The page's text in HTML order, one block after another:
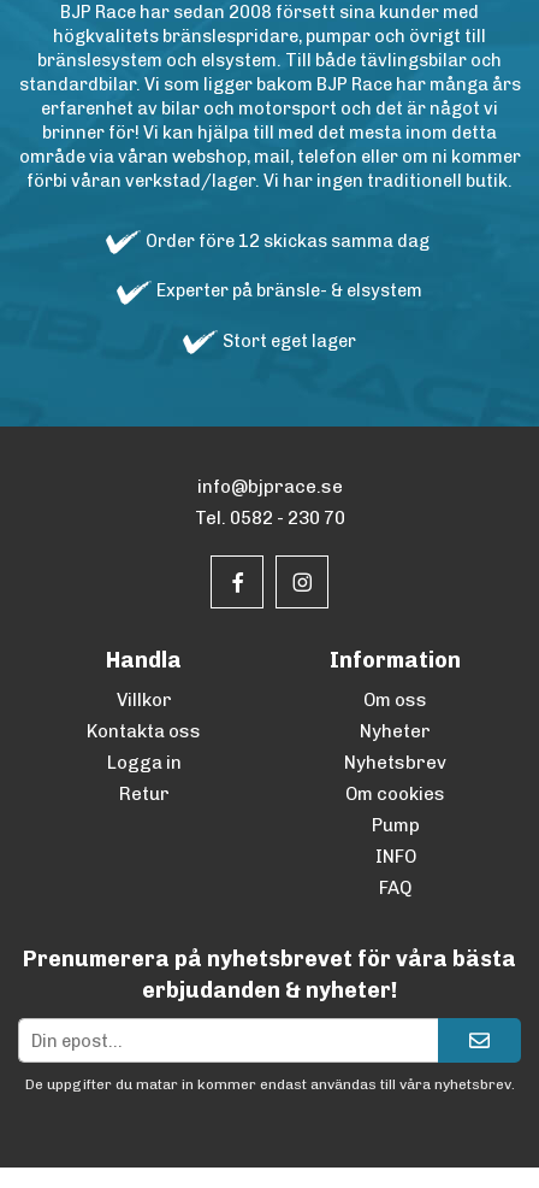
BJP Race har sedan 2008 försett sina kunder med
högkvalitets bränslespridare, pumpar och övrigt till
bränslesystem och elsystem. Till både tävlingsbilar och
standardbilar. Vi som ligger bakom BJP Race har många års
erfarenhet av bilar och motorsport och det är något vi
brinner för! Vi kan hjälpa till med det mesta inom detta
område via våran webshop, mail, telefon eller om ni kommer
förbi våran verkstad/lager. Vi har ingen traditionell butik.
Order före 12 skickas samma dag
Experter på bränsle- & elsystem
Stort eget lager
info@bjprace.se
Tel. 0582 - 230 70
Handla
Villkor
Kontakta oss
Logga in
Retur
Information
Om oss
Nyheter
Nyhetsbrev
Om cookies
Pump
INFO
FAQ
Prenumerera på nyhetsbrevet för våra bästa
erbjudanden & nyheter!
De uppgifter du matar in kommer endast användas till våra nyhetsbrev.